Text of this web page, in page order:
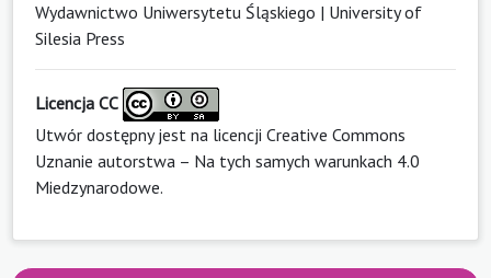
Wydawnictwo Uniwersytetu Śląskiego | University of
Silesia Press
Licencja CC
Utwór dostępny jest na licencji Creative Commons
Uznanie autorstwa – Na tych samych warunkach 4.0
Miedzynarodowe.